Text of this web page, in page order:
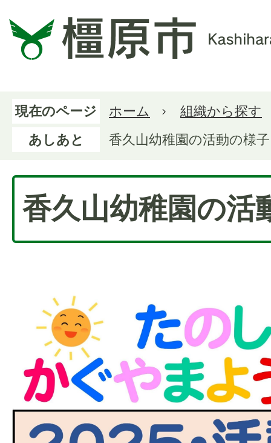
現在のページ ホーム
組織から探す
あしあと
香久山幼稚園の活動の様子
香久山幼稚園の活